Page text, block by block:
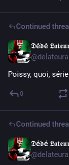
Continued
𝕯é𝖉é
Poissy, quoi,
0
Continued
𝕯é𝖉é